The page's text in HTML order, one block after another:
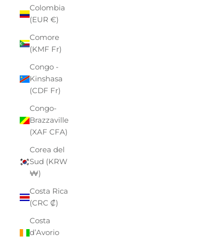
Colombia
(EUR €)
Comore
(KMF Fr)
Congo -
Kinshasa
(CDF Fr)
Congo-
Brazzaville
(XAF CFA)
Corea del
Sud (KRW
₩)
Costa Rica
(CRC ₡)
Costa
d’Avorio